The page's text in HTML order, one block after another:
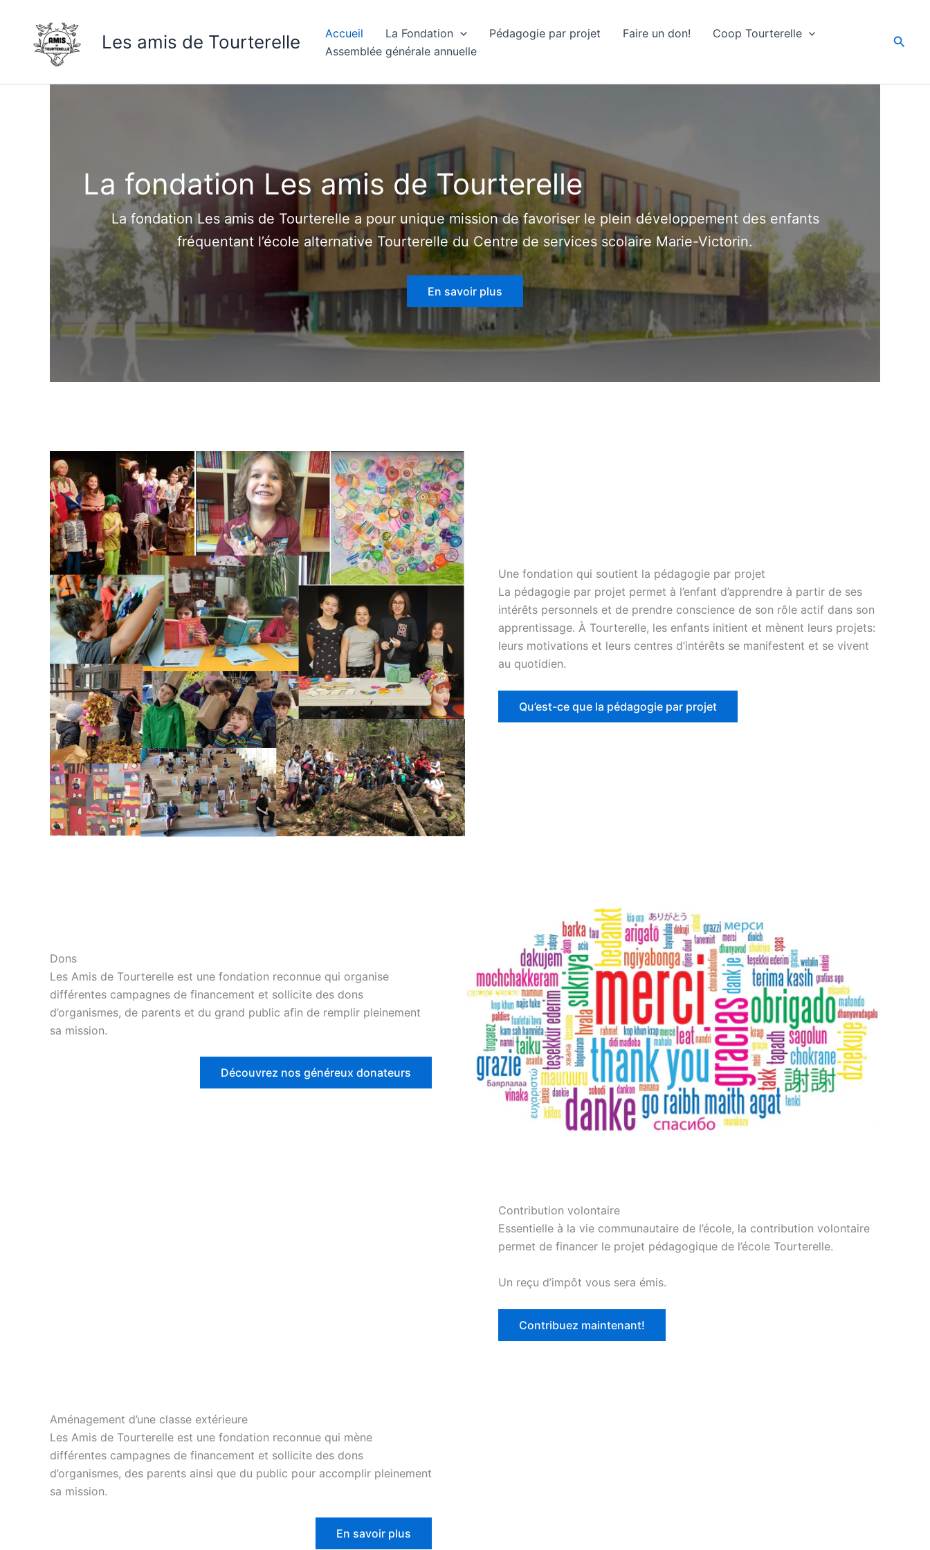
content
Les amis de Tourterelle Accueil La Fondation Pédagogie par projet Faire un don!
Coop Tourterelle
Assemblée générale annuelle
La fondation Les amis de Tourterelle
La fondation Les amis de Tourterelle a pour unique mission de favoriser le plein développement des enfants
fréquentant l’école alternative Tourterelle du Centre de services scolaire Marie-Victorin.
En savoir plus
Une fondation qui soutient la pédagogie par projet
La pédagogie par projet permet à l’enfant d’apprendre à partir de ses
intérêts personnels et de prendre conscience de son rôle actif dans son
apprentissage. À Tourterelle, les enfants initient et mènent leurs projets:
leurs motivations et leurs centres d’intérêts se manifestent et se vivent
au quotidien.
Qu’est-ce que la pédagogie par projet
Dons
Les Amis de Tourterelle est une fondation reconnue qui organise
différentes campagnes de financement et sollicite des dons
d’organismes, de parents et du grand public afin de remplir pleinement
sa mission.
Découvrez nos généreux donateurs
Contribution volontaire
Essentielle à la vie communautaire de l’école, la contribution volontaire
permet de financer le projet pédagogique de l’école Tourterelle.
Un reçu d’impôt vous sera émis.
Contribuez maintenant!
Aménagement d’une classe extérieure
Les Amis de Tourterelle est une fondation reconnue qui mène
différentes campagnes de financement et sollicite des dons
d’organismes, des parents ainsi que du public pour accomplir pleinement
sa mission.
En savoir plus